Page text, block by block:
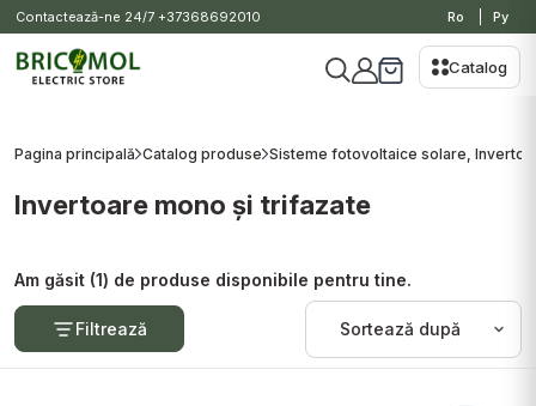
Contactează-ne 24/7 +37368692010 Ro Ру
Catalog
Pagina principală Catalog produse Sisteme fotovoltaice solare,
Invertoare mono și trifazate
Am găsit (1) de produse disponibile pentru tine.
Filtrează